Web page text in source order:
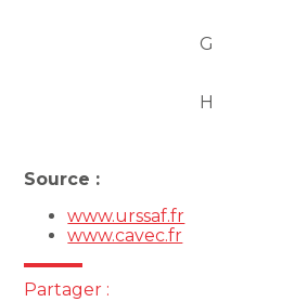
G
H
Source :
www.urssaf.fr
www.cavec.fr
Partager :